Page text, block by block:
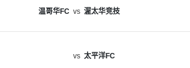
温哥华FC vs 渥太华竞技
vs 太平洋FC